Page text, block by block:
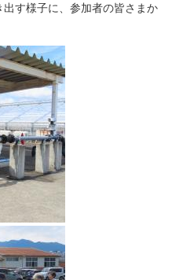
す様子に、参加者の皆さまか